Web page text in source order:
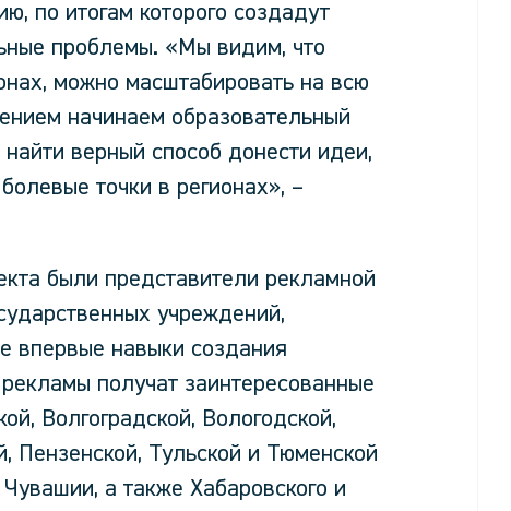
по итогам которого создадут
проблемы. «Мы видим, что
можно масштабировать на всю
начинаем образовательный
верный способ донести идеи,
точки в регионах», –
были представители рекламной
учреждений,
впервые навыки создания
получат заинтересованные
Волгоградской, Вологодской,
Пензенской, Тульской и Тюменской
а также Хабаровского и